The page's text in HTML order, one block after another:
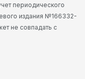
периодического
издания №166332-
не совпадать с